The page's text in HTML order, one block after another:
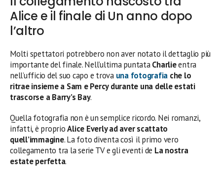
Alice e il finale di Un anno dopo
l’altro
Molti spettatori potrebbero non aver notato il dettaglio più
importante del finale. Nell’ultima puntataCharlieentra
nell’ufficio del suo capo e trova una fotografia che lo
ritrae insieme a Sam e Percy durante una delle estati
trascorse a Barry’s Bay.
Quella fotografia non è un semplice ricordo. Nei romanzi,
infatti, è proprioAlice Everly ad aver scattato
quell’immagine. La foto diventa così il primo vero
collegamento tra la serie TV e gli eventi de La nostra
estate perfetta.